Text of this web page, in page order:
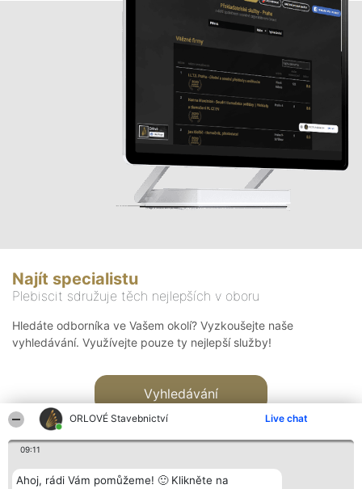
ORLOVÉ Stavebnictví Live chat
09:11
Ahoj, rádi Vám pomůžeme! 🙂 Klikněte na
Najít specialistu
Plebiscit sdružuje těch nejlepších v oboru
Hledáte odborníka ve Vašem okolí? Vyzkoušejte naše
vyhledávání. Využívejte pouze ty nejlepší služby!
Vyhledávání